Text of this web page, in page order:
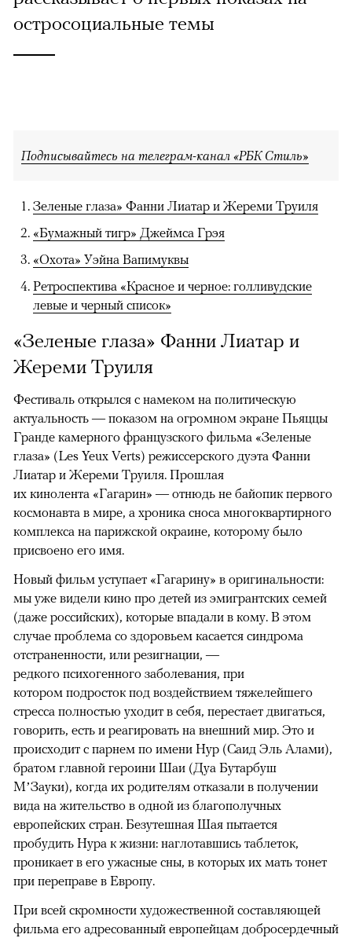
остросоциальные темы
Подписывайтесь на телеграм-канал «РБК Стиль»
Зеленые глаза» Фанни Лиатар и Жереми Труиля
«Бумажный тигр» Джеймса Грэя
«Охота» Уэйна Вапимуквы
Ретроспектива «Красное и черное: голливудские
левые и черный список»
«Зеленые глаза» Фанни Лиатар и
Жереми Труиля
Фестиваль открылся с намеком на политическую
актуальность — показом на огромном экране Пьяццы
Гранде камерного французского фильма «Зеленые
глаза» (Les Yeux Verts) режиссерского дуэта Фанни
Лиатар и Жереми Труиля. Прошлая
их кинолента «Гагарин» — отнюдь не байопик первого
космонавта в мире, а хроника сноса многоквартирного
комплекса на парижской окраине, которому было
присвоено его имя.
Новый фильм уступает «Гагарину» в оригинальности:
мы уже видели кино про детей из эмигрантских семей
(даже российских), которые впадали в кому. В этом
случае проблема со здоровьем касается синдрома
отстраненности, или резигнации, —
редкого психогенного заболевания, при
котором подросток под воздействием тяжелейшего
стресса полностью уходит в себя, перестает двигаться,
говорить, есть и реагировать на внешний мир. Это и
происходит с парнем по имени Нур (Саид Эль Алами),
братом главной героини Шаи (Дуа Бутарбуш
М’Зауки), когда их родителям отказали в получении
вида на жительство в одной из благополучных
европейских стран. Безутешная Шая пытается
пробудить Нура к жизни: наглотавшись таблеток,
проникает в его ужасные сны, в которых их мать тонет
при переправе в Европу.
При всей скромности художественной составляющей
фильма его адресованный европейцам добросердечный